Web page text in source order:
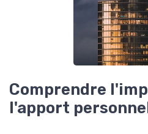
Comprendre
l'apport